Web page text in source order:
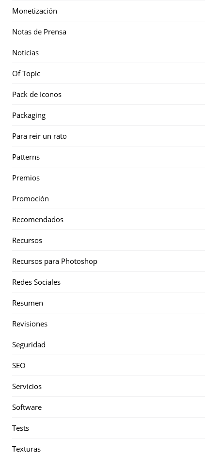
Monetización
Notas de Prensa
Noticias
Of Topic
Pack de Iconos
Packaging
Para reir un rato
Patterns
Premios
Promoción
Recomendados
Recursos
Recursos para Photoshop
Redes Sociales
Resumen
Revisiones
Seguridad
SEO
Servicios
Software
Tests
Texturas